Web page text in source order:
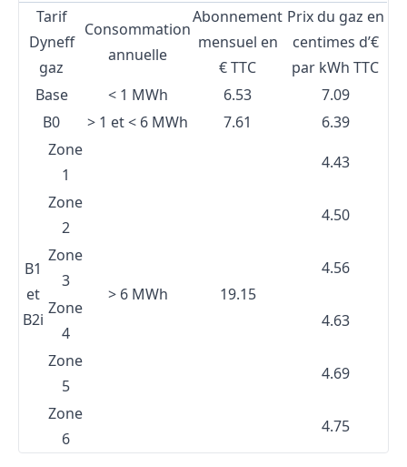
Tarif
Dyneff
gaz
Consommation
annuelle
Abonnement
mensuel en
€ TTC
Prix du gaz en
centimes d’€
par kWh TTC
Base
< 1 MWh 6.53
7.09
B0
> 1 et < 6 MWh 7.61 6.39
B1
et
B2i
Zone
1
> 6 MWh 19.15
4.43
Zone
2
4.50
Zone
3
4.56
Zone
4
4.63
Zone
5
4.69
Zone
6
4.75